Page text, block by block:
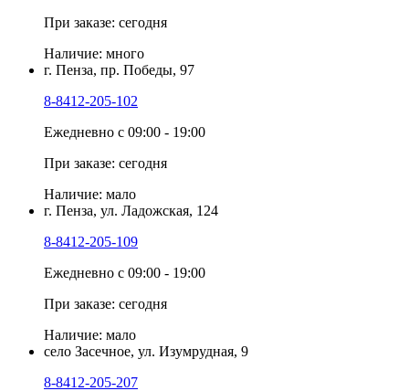
При заказе: сегодня
Наличие: много
г. Пенза, пр. Победы, 97
8-8412-205-102
Ежедневно с 09:00 - 19:00
При заказе: сегодня
Наличие: мало
г. Пенза, ул. Ладожская, 124
8-8412-205-109
Ежедневно с 09:00 - 19:00
При заказе: сегодня
Наличие: мало
село Засечное, ул. Изумрудная, 9
8-8412-205-207